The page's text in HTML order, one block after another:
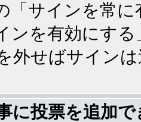
「サインを常
ンを有効にす
外せばサイン
に投票を追加